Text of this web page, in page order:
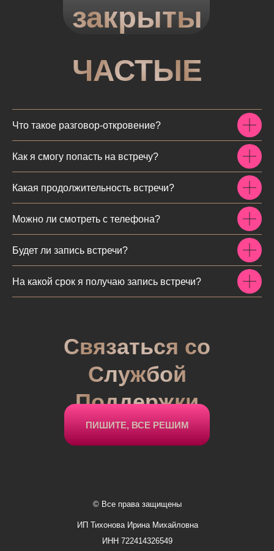
закрыты
ЧАСТЫЕ
ВОПРОСЫ
Что такое разговор-откровение?
Как я смогу попасть на встречу?
Какая продолжительность встречи?
Можно ли смотреть с телефона?
Будет ли запись встречи?
На какой срок я получаю запись встречи?
Связаться со
Службой
Поддержки
ПИШИТЕ, ВСЕ РЕШИМ
ИП Тихонова Ирина Михайловна
ИНН 722414326549
© Все права защищены